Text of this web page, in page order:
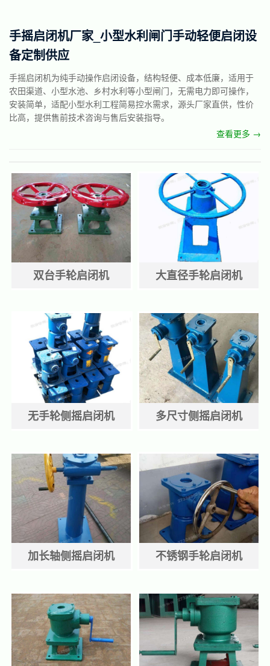
手摇启闭机厂家_小型水利闸门手动轻便启闭设
备定制供应
手摇启闭机为纯手动操作启闭设备，结构轻便、成本低廉，适用于
农田渠道、小型水池、乡村水利等小型闸门，无需电力即可操作，
安装简单，适配小型水利工程简易控水需求，源头厂家直供，性价
比高，提供售前技术咨询与售后安装指导。
查看更多 →
双台手轮启闭机 大直径手轮启闭机
无手轮侧摇启闭机 多尺寸侧摇启闭机
加长轴侧摇启闭机 不锈钢手轮启闭机